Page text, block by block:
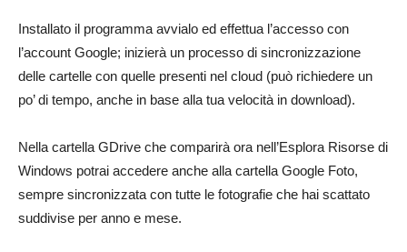
Installato il programma avvialo ed effettua l’accesso con
l’account Google; inizierà un processo di sincronizzazione
delle cartelle con quelle presenti nel cloud (può richiedere un
po’ di tempo, anche in base alla tua velocità in download).
Nella cartella GDrive che comparirà ora nell’Esplora Risorse di
Windows potrai accedere anche alla cartella Google Foto,
sempre sincronizzata con tutte le fotografie che hai scattato
suddivise per anno e mese.